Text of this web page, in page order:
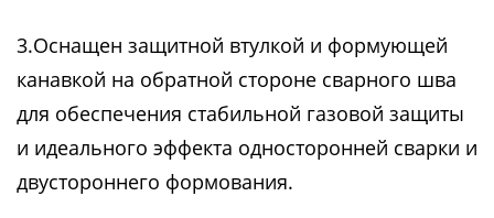
3.Оснащен защитной втулкой и формующей
канавкой на обратной стороне сварного шва
для обеспечения стабильной газовой защиты
и идеального эффекта односторонней сварки и
двустороннего формования.